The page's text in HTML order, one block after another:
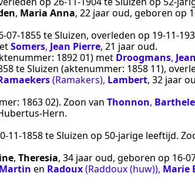
, Maria Anna, 22 jaar oud, geboren op
teSluizen, overleden op
Somers, Jean Pierre, 21 jaar oud.
1892 01) met Droogmans,
teSluizen (aktenummer: 1858 11),
(Ramakers), Lambert, 32 jaar
1863 02). Zoon van Thonnon,
Hern.
teSluizen op 50-jarige leeftijd.
, Theresia, 34 jaar oud, geboren op
Martin en Radoux(Raddoux (huw)), Marie